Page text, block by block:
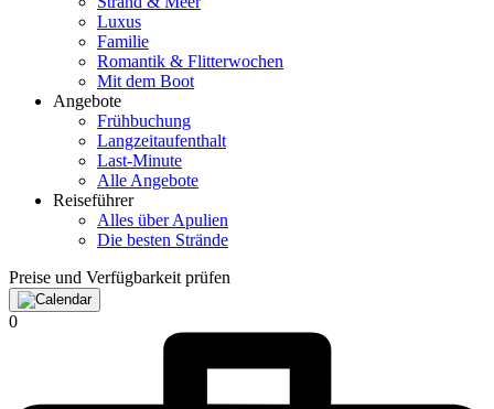
Luxus
Familie
Romantik & Flitterwochen
Mit dem Boot
Angebote
Frühbuchung
Langzeitaufenthalt
Last-Minute
Alle Angebote
Reiseführer
Alles über Apulien
Die besten Strände
Preise und Verfügbarkeit prüfen
0